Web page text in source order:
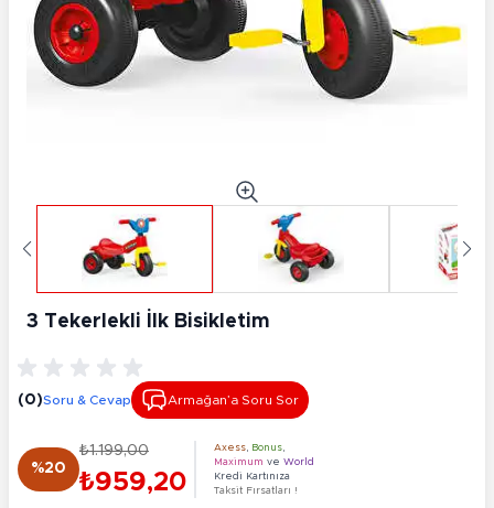
3 Tekerlekli İlk Bisikletim
(0)Soru & Cevap Armağan’a Soru Sor
%20
₺1.199,00
₺959,20
Axess Bonus
Maximum ve World
Kredi Kartınıza
Taksit Fırsatları !